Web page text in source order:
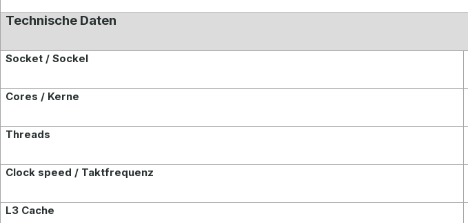
Technische Daten
Socket / Sockel
Cores / Kerne
Threads
Clock speed / Taktfrequenz
L3 Cache